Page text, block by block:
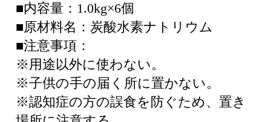
■内容量：1.0kg×6個
■原材料名：炭酸水素ナトリウム
■注意事項：
※用途以外に使わない。
※子供の手の届く所に置かない。
※認知症の方の誤食を防ぐため、置き